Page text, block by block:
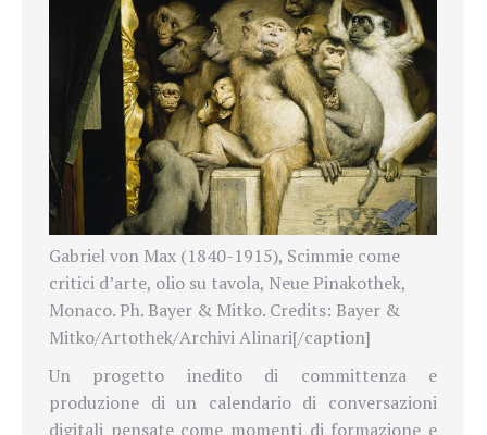
Gabriel von Max (1840-1915), Scimmie come
critici d’arte, olio su tavola, Neue Pinakothek,
Monaco. Ph. Bayer & Mitko. Credits: Bayer &
Mitko/Artothek/Archivi Alinari[/caption]
Un progetto inedito di committenza e
produzione di un calendario di conversazioni
digitali pensate come momenti di formazione e